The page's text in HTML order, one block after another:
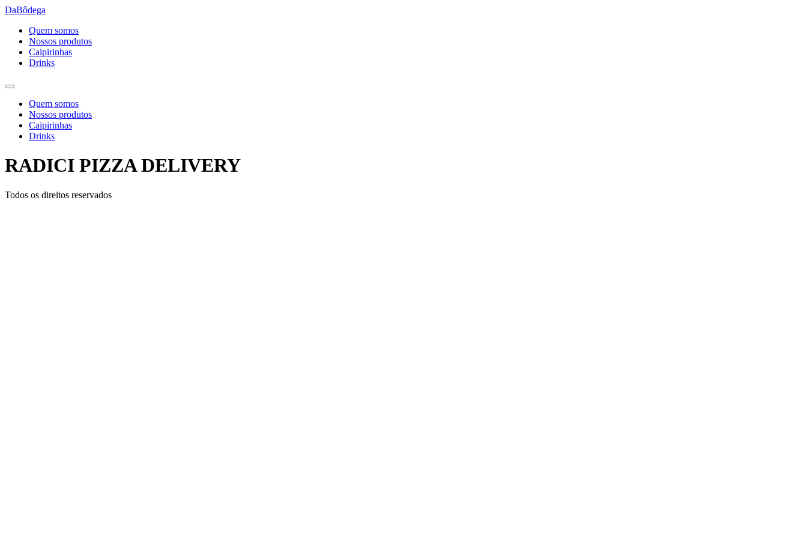
Ir
conteúdo
DaBôdega
Quem somos
Nossos produtos
Caipirinhas
Drinks
Quem somos
Nossos produtos
Caipirinhas
Drinks
RADICI PIZZA DELIVERY
Todos os direitos reservados